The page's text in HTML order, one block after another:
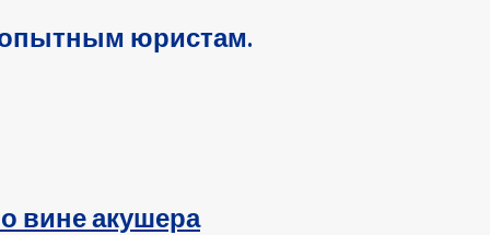
опытным юристам.
вине акушера